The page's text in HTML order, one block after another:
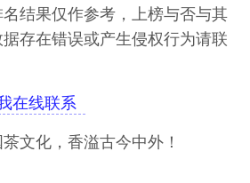
结果仅作参考，上榜与否与其
存在错误或产生侵权行为请联
在线联系
文化，香溢古今中外！